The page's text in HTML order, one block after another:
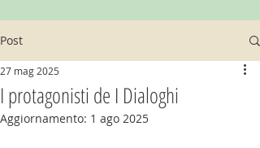
Post
I protagonisti de I Dialoghi
27 mag 2025
Aggiornamento: 1 ago 2025